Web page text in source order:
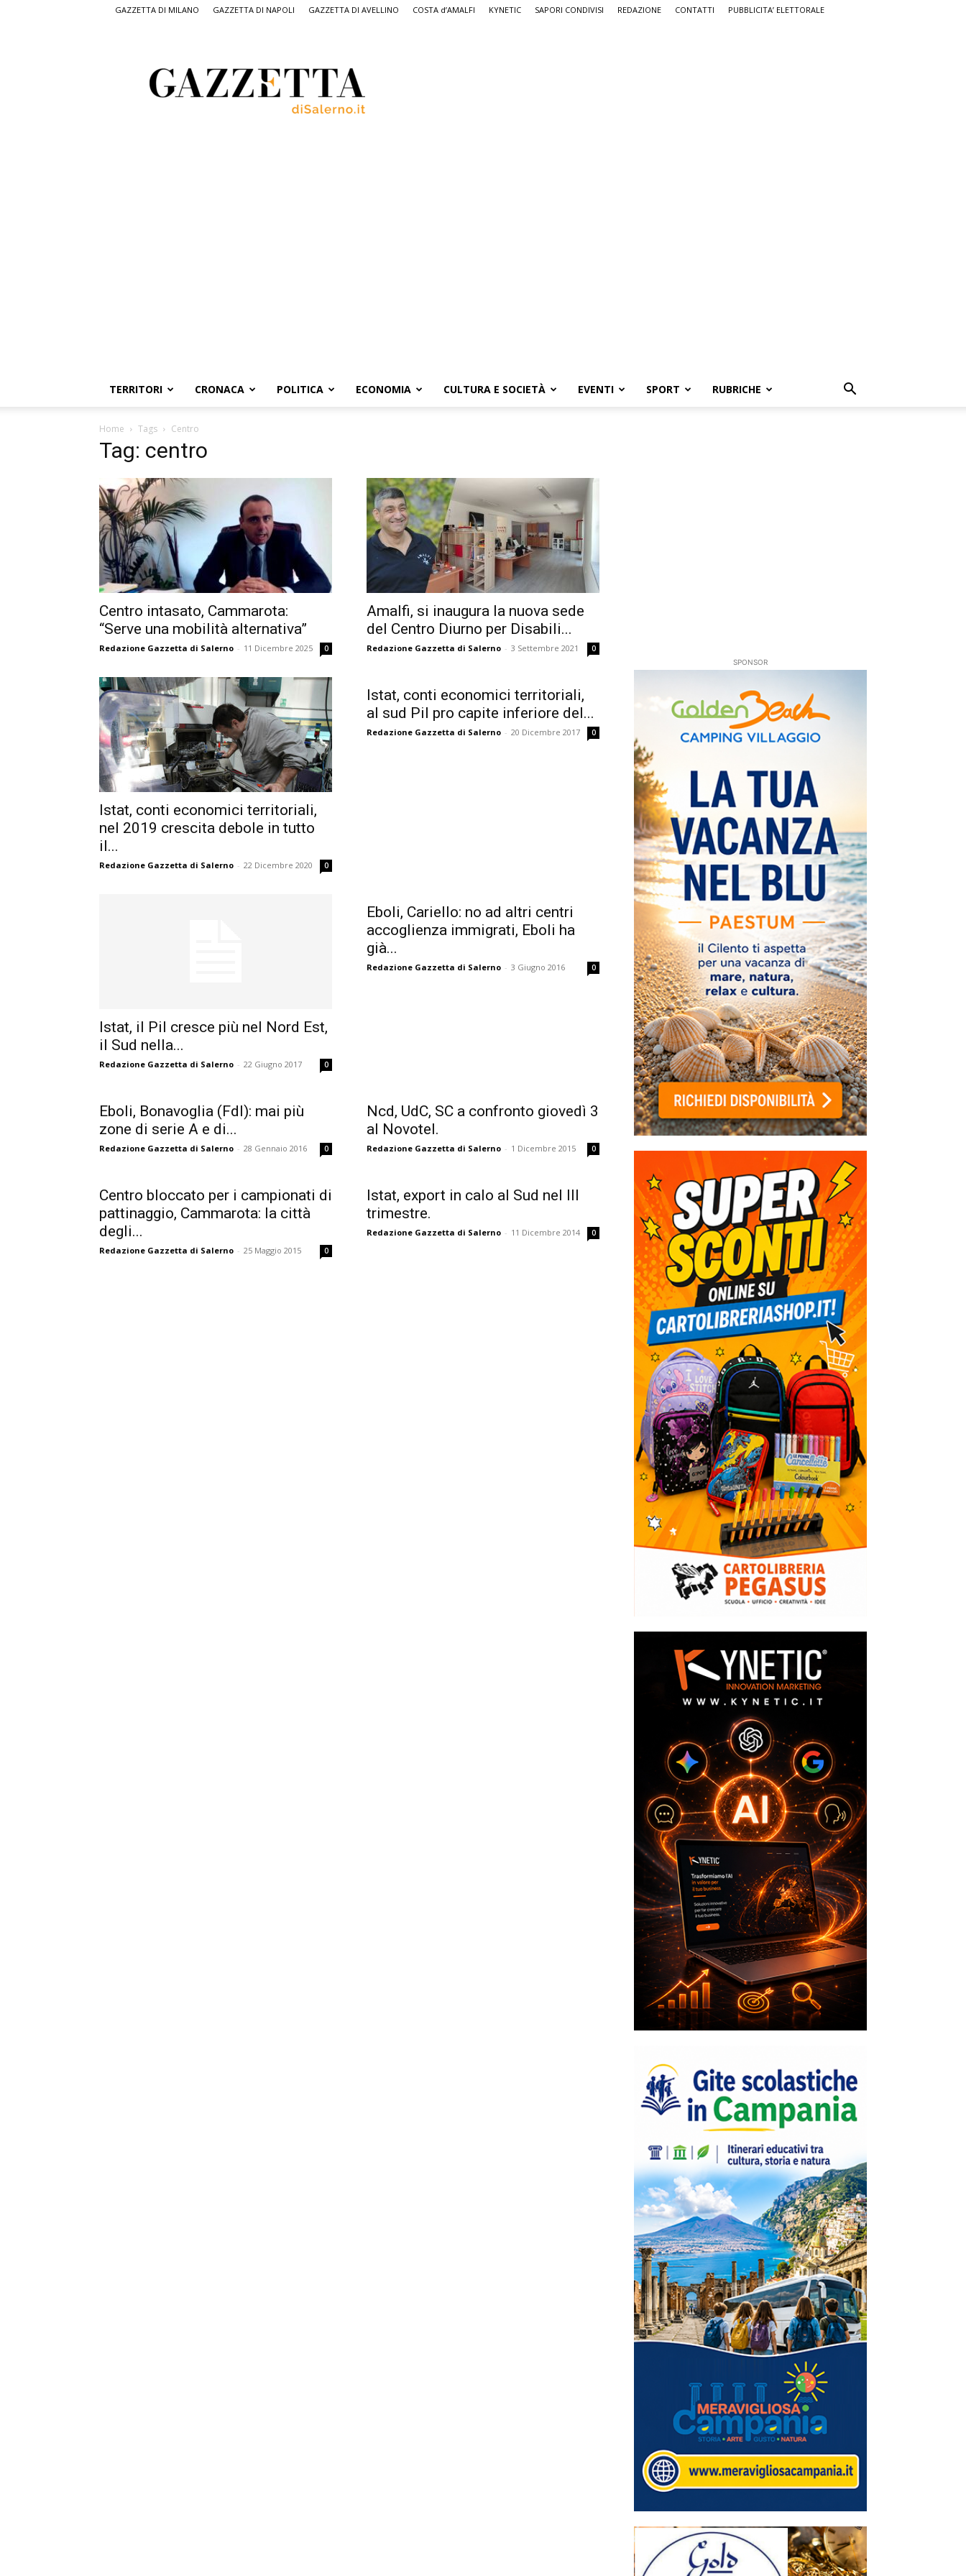
GAZZETTA DI MILANO GAZZETTA DI NAPOLI GAZZETTA DI AVELLINO COSTA d’AMALFI KYNETIC SAPORI CONDIVISI REDAZIONE CONTATTI PUBBLICITA’ ELETTORALE
Salerno,
il
quotidiano
TERRITORI CRONACA POLITICA ECONOMIA CULTURA E SOCIETÀ EVENTI SPORT RUBRICHE
Home Tags Centro
Tag: centro
Centro intasato, Cammarota:
“Serve una mobilità alternativa”
Redazione Gazzetta di Salerno - 11 Dicembre 2025 0
Amalfi, si inaugura la nuova sede
del Centro Diurno per Disabili...
Redazione Gazzetta di Salerno - 3 Settembre 2021 0
Istat, conti economici territoriali,
nel 2019 crescita debole in tutto
il...
Redazione Gazzetta di Salerno - 22 Dicembre 2020 0
Istat, conti economici territoriali,
al sud Pil pro capite inferiore del...
Redazione Gazzetta di Salerno - 20 Dicembre 2017 0
Istat, il Pil cresce più nel Nord Est,
il Sud nella...
Redazione Gazzetta di Salerno - 22 Giugno 2017 0
Eboli, Cariello: no ad altri centri
accoglienza immigrati, Eboli ha
già...
Redazione Gazzetta di Salerno - 3 Giugno 2016 0
Eboli, Bonavoglia (FdI): mai più
zone di serie A e di...
Redazione Gazzetta di Salerno - 28 Gennaio 2016 0
Ncd, UdC, SC a confronto giovedì 3
al Novotel.
Redazione Gazzetta di Salerno - 1 Dicembre 2015 0
Centro bloccato per i campionati di
pattinaggio, Cammarota: la città
degli...
Redazione Gazzetta di Salerno - 25 Maggio 2015 0
Istat, export in calo al Sud nel III
trimestre.
Redazione Gazzetta di Salerno - 11 Dicembre 2014 0
SPONSOR